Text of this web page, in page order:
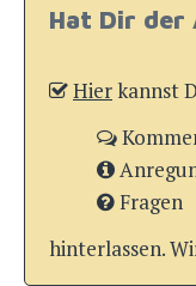
Hat Dir der
Hierkannst
Fragen
hinterlassen.